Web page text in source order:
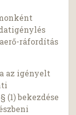
ráfordítás
az igényelt
(1) bekezdése